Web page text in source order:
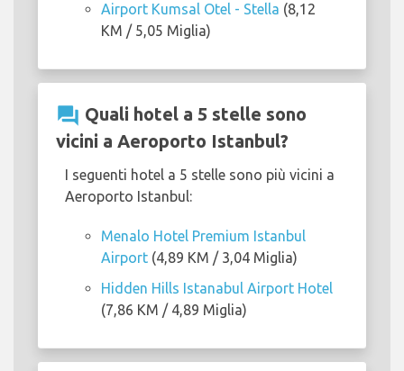
Airport Kumsal Otel - Stella (8,12
KM / 5,05 Miglia)
question_answer Quali hotel a 5 stelle sono
vicini a Aeroporto Istanbul?
I seguenti hotel a 5 stelle sono più vicini a
Aeroporto Istanbul:
Menalo Hotel Premium Istanbul
Airport (4,89 KM / 3,04 Miglia)
Hidden Hills Istanabul Airport Hotel
(7,86 KM / 4,89 Miglia)